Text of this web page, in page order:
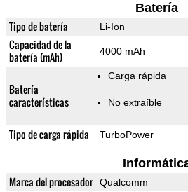
Batería
Tipo de batería Li-Ion
Capacidad de la
batería (mAh)
4000 mAh
Batería
características
Carga rápida
No extraíble
Tipo de carga rápida TurboPower
Marca del procesador Qualcomm